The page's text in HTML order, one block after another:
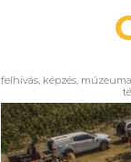
felhívás, képzés,